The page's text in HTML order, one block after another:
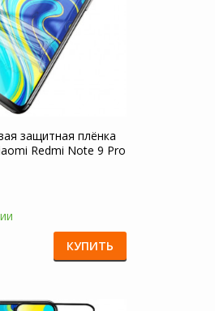
защитная плёнка
Redmi Note 9 Pro
КУПИТЬ